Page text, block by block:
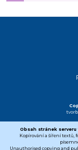
Obsah stránek
Kopírování a šíření textů,
Unauthorised copying and